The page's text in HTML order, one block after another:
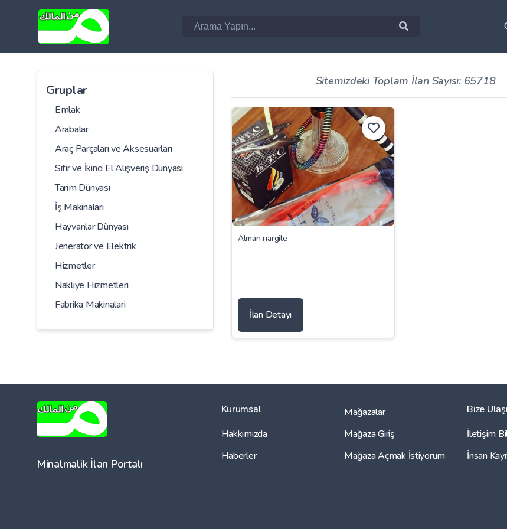
Gruplar
Emlak
Arabalar
Araç Parçaları ve Aksesuarları
Sıfır ve İkinci El Alışveriş Dünyası
Tarım Dünyası
İş Makinaları
Hayvanlar Dünyası
Jeneratör ve Elektrik
Hizmetler
Nakliye Hizmetleri
Fabrika Makinalari
Sitemizdeki Toplam İlan Sayısı: 65718
Alman nargile
İlan Detayı
Minalmalik İlan Portalı
Kurumsal
Hakkımızda
Haberler
Mağazalar
Mağaza Giriş
Mağaza Açmak İstiyorum
Bize
İletişim
İnsan